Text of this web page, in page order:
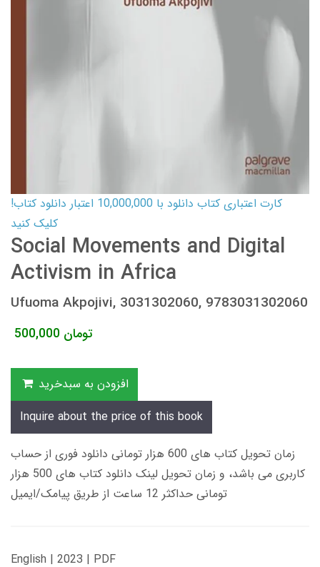
کارت اعتباری کتاب دانلود با 10,000,000 اعتبار دانلود کتاب!
کلیک کنید
Social Movements and Digital
Activism in Africa
Ufuoma Akpojivi, 3031302060, 9783031302060
500,000 تومان
افزودن به سبدخرید
Inquire about the price of this book
زمان تحویل کتاب های 600 هزار تومانی دانلود فوری از حساب
کاربری می باشد، و زمان تحویل لینک دانلود کتاب های 500 هزار
تومانی حداکثر 12 ساعت از طریق پیامک/ایمیل
English | 2023 | PDF